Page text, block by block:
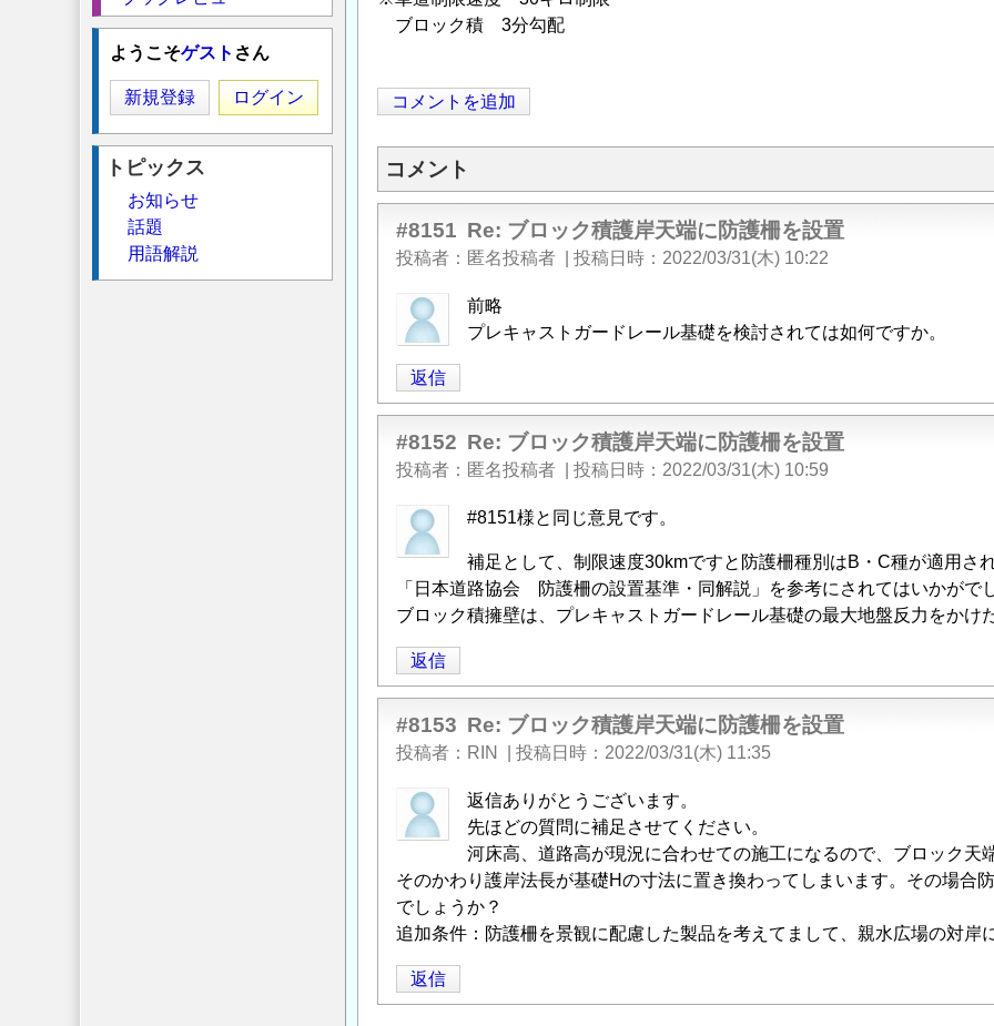
ブロック積 3分勾配
コメントを追加
コメント
#8151 Re: ブロック積護岸天端に防護柵を設置
投稿者 匿名投稿者 投稿日時 2022/03/31(木) 10:22
前略
プレキャストガードレール基礎を検討されては如何ですか。
返信
#8152 Re: ブロック積護岸天端に防護柵を設置
投稿者 匿名投稿者 投稿日時 2022/03/31(木) 10:59
#8151様と同じ意見です。
補足として、制限速度30kmですと防護柵種別はB・C種が適用され
「日本道路協会 防護柵の設置基準・同解説」を参考にされてはいかがで
ブロック積擁壁は、プレキャストガードレール基礎の最大地盤反力をかけ
返信
#8153 Re: ブロック積護岸天端に防護柵を設置
投稿者 RIN 投稿日時 2022/03/31(木) 11:35
返信ありがとうございます。
先ほどの質問に補足させてください。
河床高、道路高が現況に合わせての施工になるので、ブロック天
そのかわり護岸法長が基礎Hの寸法に置き換わってしまいます。その場合
でしょうか？
追加条件：防護柵を景観に配慮した製品を考えてまして、親水広場の対岸
返信
ようこそゲスト さん
新規登録 ログイン
トピックス
お知らせ
話題
用語解説